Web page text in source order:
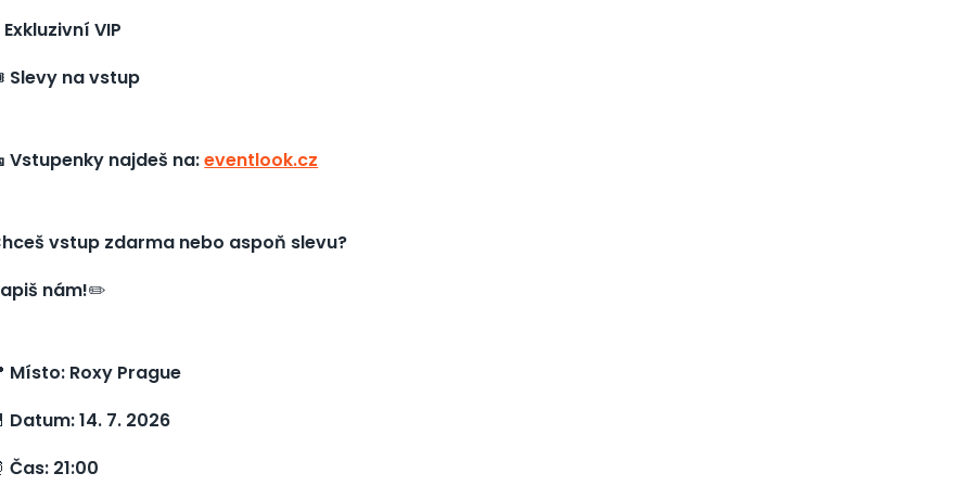
Exkluzivní VIP
Slevy na vstup
Vstupenky najdeš na:eventlook.cz
vstup zdarma nebo aspoň slevu?
nám!✏️
Místo: Roxy Prague
Datum: 14. 7. 2026
Čas: 21:00